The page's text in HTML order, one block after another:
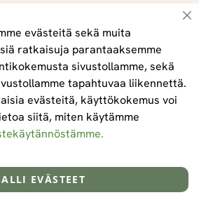
Tilaa
Toimitus- ja maksuehdot
evästeitä sekä muita
ratkaisuja parantaaksemme
sivustollamme, sekä
tapahtuvaa liikennettä.
evästeitä, käyttökokemus voi
siitä, miten käytämme
EVÄSTEET